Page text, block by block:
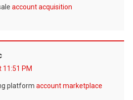
account acquisition
PM
platform account marketplace